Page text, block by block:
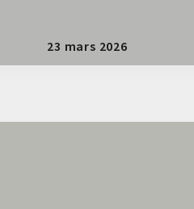
23 mars 2026